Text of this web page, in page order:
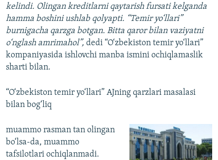
kelindi. Olingan kreditlarni qaytarish fursati kelganda
hamma boshini ushlab qolyapti. “Temir yo‘llari”
burnigacha qarzga botgan. Bitta qaror bilan vaziyatni
o‘nglash amrimahol”, dedi “O‘zbekiston temir yo‘llari”
kompaniyasida ishlovchi manba ismini ochiqlamaslik
sharti bilan.
“O‘zbekiston temir yo‘llari” AJning qarzlari masalasi
bilan bog‘liq
muammo rasman tan olingan
bo‘lsa-da, muammo
tafsilotlari ochiqlanmadi.